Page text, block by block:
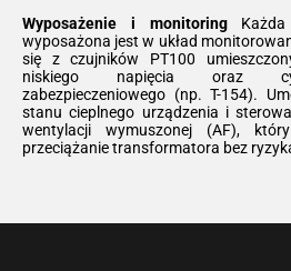
Wyposażenie i monitoringKażda
wyposażona jest w układ
się z czujników PT100
niskiego napięcia oraz
zabezpieczeniowego (np. T-154).
stanu cieplnego urządzenia i
wentylacji wymuszonej (AF),
przeciążanie transformatora bez